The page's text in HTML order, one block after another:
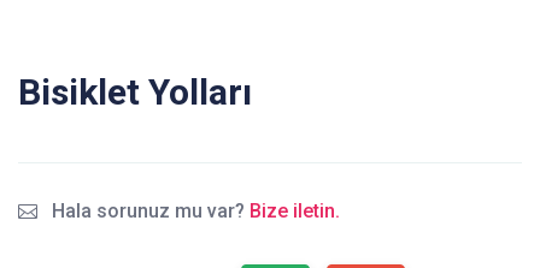
Bisiklet Yolları
Hala sorunuz mu var? Bize iletin.